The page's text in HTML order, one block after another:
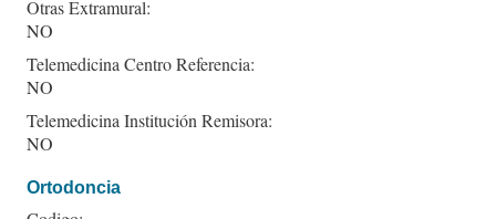
Otras Extramural:
NO
Telemedicina Centro Referencia:
NO
Telemedicina Institución Remisora:
NO
Ortodoncia